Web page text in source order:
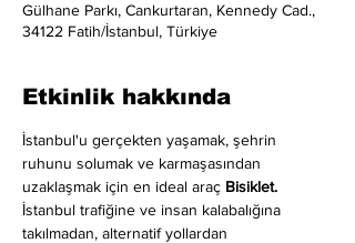
Gülhane Parkı, Cankurtaran, Kennedy Cad.,
34122 Fatih/İstanbul, Türkiye
Etkinlik hakkında
İstanbul'u gerçekten yaşamak, şehrin
ruhunu solumak ve karmaşasından
uzaklaşmak için en ideal araç Bisiklet.
İstanbul trafiğine ve insan kalabalığına
takılmadan, alternatif yollardan